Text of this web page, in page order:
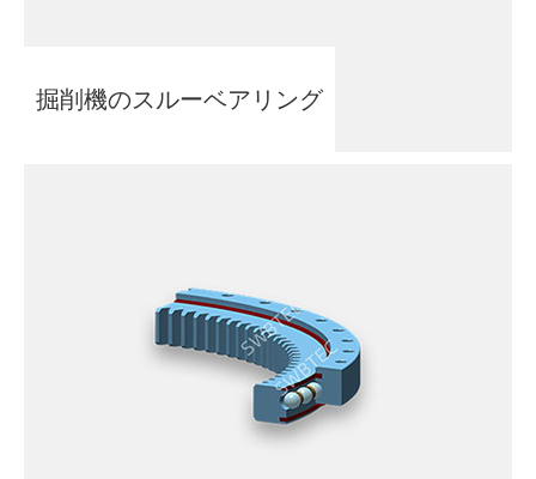
掘削機のスルーベアリング